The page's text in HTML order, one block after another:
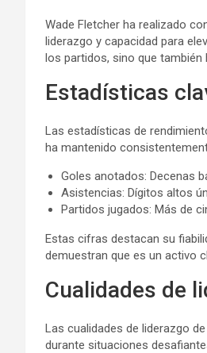
Wade Fletcher ha realizado
liderazgo y capacidad para
los partidos, sino que también
Estadísticas
Las estadísticas de
ha mantenido
Goles anotados: Decenas
Asistencias: Dígitos altos
Partidos jugados: Más de
Estas cifras destacan su
demuestran que es un activo
Cualidades de
Las cualidades de liderazgo
durante situaciones